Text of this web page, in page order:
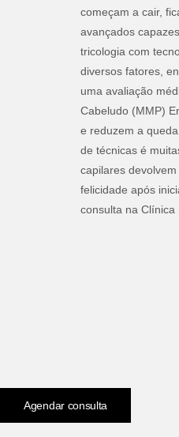
começam a cair,
avançados
tricologia com
diversos fatores,
uma avaliação
Cabeludo (MMP)
e reduzem a
de técnicas é
capilares
felicidade após
consulta na Clínica
Agendar consulta